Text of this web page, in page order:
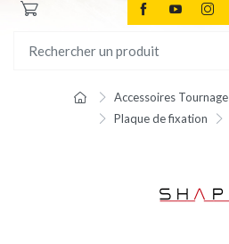
Accessoires Tournage
Plaque de fixation